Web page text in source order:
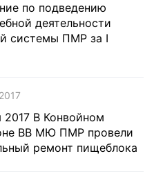
по подведению
деятельности
системы ПМР за I
2017 В Конвойном
ВВ МЮ ПМР провели
ремонт пищеблока